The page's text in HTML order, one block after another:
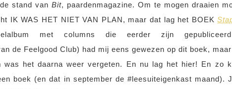
stand van Bit, paardenmagazine. Om te mogen draaien
IK WAS HET NIET VAN PLAN, maar dat lag het BOEK
met columns die eerder zijn
de Feelgood Club) had mij eens gewezen op dit boek,
was het daarna weer vergeten. En nu lag het hier! En zo
boek (en dat in september de #leesuiteigenkast maand).